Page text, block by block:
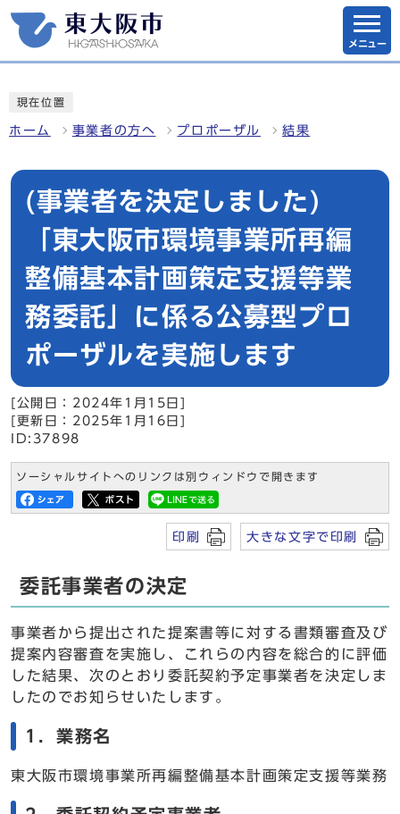
メニュー
現在位置
ホーム 事業者の方へ プロポーザル 結果
(事業者を決定しました)
「東大阪市環境事業所再編
整備基本計画策定支援等業
務委託」に係る公募型プロ
ポーザルを実施します
[公開日：2024年1月15日]
[更新日：2025年1月16日]
ID:37898
ソーシャルサイトへのリンクは別ウィンドウで開きます
印刷 大きな文字で印刷
委託事業者の決定
事業者から提出された提案書等に対する書類審査及び
提案内容審査を実施し、これらの内容を総合的に評価
した結果、次のとおり委託契約予定事業者を決定しま
したのでお知らせいたします。
1．業務名
東大阪市環境事業所再編整備基本計画策定支援等業務